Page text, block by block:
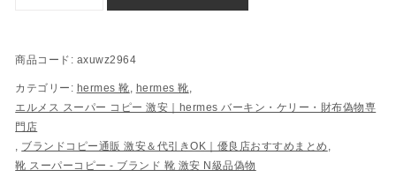
商品コード: axuwz2964
カテゴリー: hermes 靴 hermes 靴
エルメス スーパー コピー 激安｜hermes バーキン・ケリー・財布偽物専
門店
ブランドコピー通販 激安＆代引きOK｜優良店おすすめまとめ
靴 スーパーコピー - ブランド 靴 激安 N級品偽物